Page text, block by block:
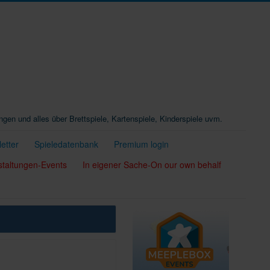
und alles über Brettspiele, Kartenspiele, Kinderspiele uvm.
Spieledatenbank
Premium login
Events
In eigener Sache-On our own behalf